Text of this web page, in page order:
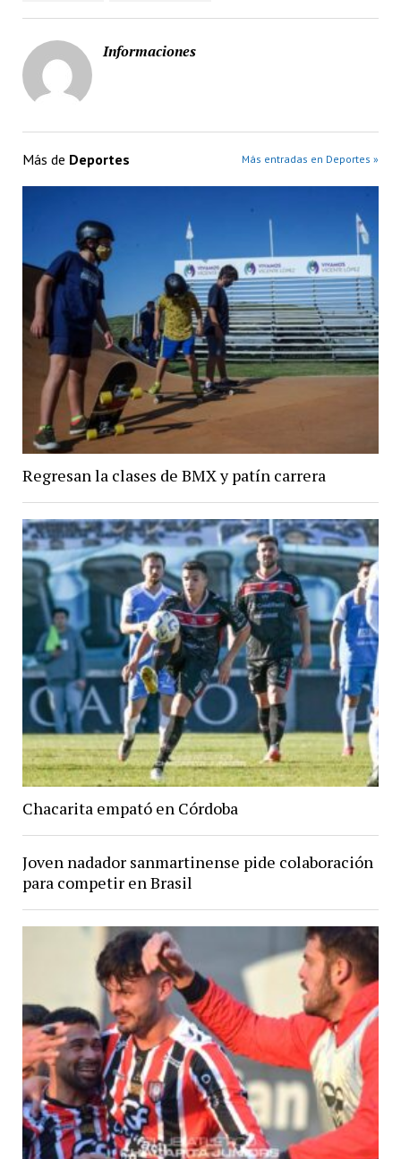
Informaciones
Más de Deportes Más entradas en Deportes »
Regresan la clases de BMX y patín carrera
Chacarita empató en Córdoba
Joven nadador sanmartinense pide colaboración
para competir en Brasil